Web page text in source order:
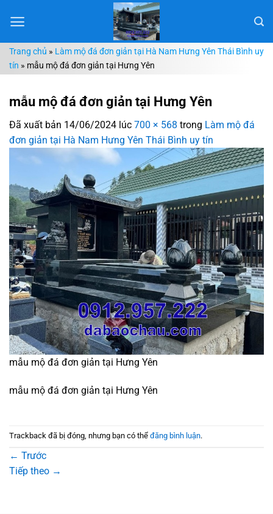
đến
dungTrang chủ » Làm mộ đá đơn giản tại Hà Nam Hưng Yên Thái Bình uy
tín » mẫu mộ đá đơn giản tại Hưng Yên
mẫu mộ đá đơn giản tại Hưng Yên
Đã xuất bản 14/06/2024 lúc 700 × 568 trong Làm mộ đá
đơn giản tại Hà Nam Hưng Yên Thái Bình uy tín
mẫu mộ đá đơn giản tại Hưng Yên
mẫu mộ đá đơn giản tại Hưng Yên
Trackback đã bị đóng, nhưng bạn có thể đăng bình luận.
← Trước
Tiếp theo →